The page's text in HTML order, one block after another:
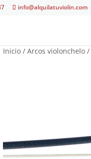
info@alquilatuviolin.com
Inicio / Arcos violonchelo /